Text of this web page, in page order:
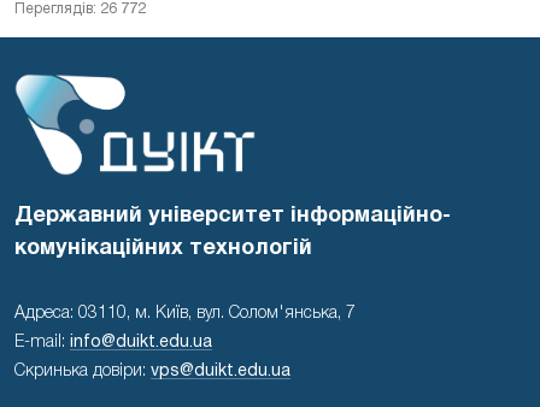
Переглядів: 26 772
Державний університет інформаційно-
комунікаційних технологій
Адреса: 03110, м. Київ, вул. Солом'янська, 7
E-mail:
info@duikt.edu.ua
Скринька довіри: vps@duikt.edu.ua